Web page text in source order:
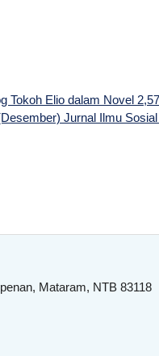
Tokoh Elio dalam Novel
Jurnal Ilmu
Mataram, NTB 83118